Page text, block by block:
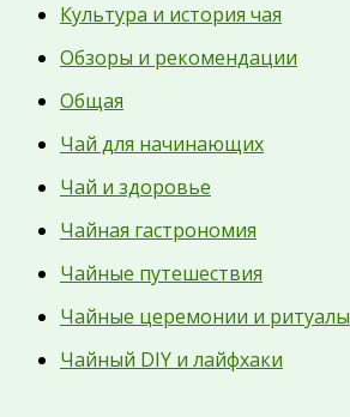
Культура и история чая
Обзоры и рекомендации
Общая
Чай для начинающих
Чай и здоровье
Чайная гастрономия
Чайные путешествия
Чайные церемонии и ритуалы
Чайный DIY и лайфхаки